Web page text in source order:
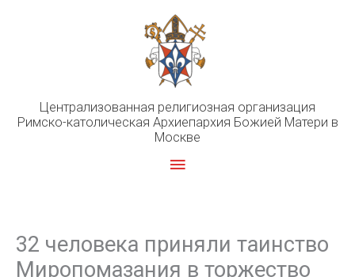
Централизованная религиозная организация
Римско-католическая Архиепархия Божией Матери в
Москве
Главное
32 человека приняли таинство
Миропомазания в торжество